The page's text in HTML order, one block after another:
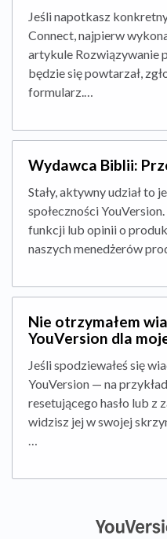
Jeśli napotkasz
Connect, najpierw
artykule Rozwiązywanie
będzie się powtarzał,
formularz.…
Wydawca Biblii:
Stały, aktywny udział to
społeczności
funkcji lub opinii o
naszych menedżerów
Nie otrzymałem
YouVersion dla
Jeśli spodziewałeś się
YouVersion — na
resetującego hasło lub z
widzisz jej w swojej
…